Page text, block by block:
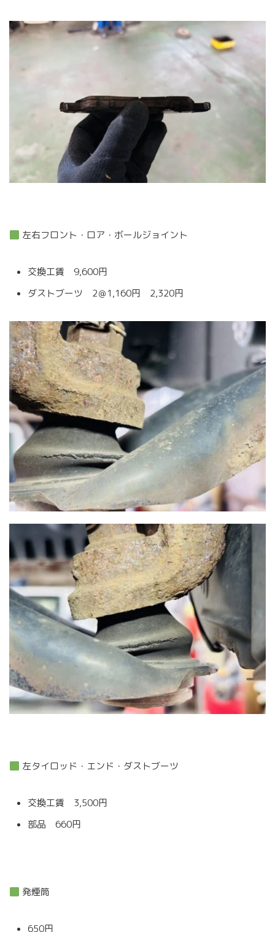
左右フロント・ロア・ボールジョイント
交換工賃 9,600円
ダストブーツ 2＠1,160円 2,320円
左タイロッド・エンド・ダストブーツ
交換工賃 3,500円
部品 660円
発煙筒
650円